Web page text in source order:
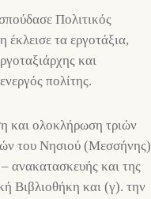
Πολιτικός
τα εργοτάξια,
και
πολίτης.
και ολοκλήρωση τριών
του Νησιού (Μεσσήνης)
ανακατασκευής και της
Βιβλιοθήκη και (γ). την